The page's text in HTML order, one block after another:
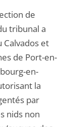
de
tribunal a
Calvados et
de Port-en-
en-
la
par
nids non